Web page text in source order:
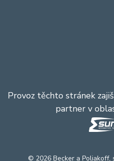
Provoz těchto stránek
partner v
© 2026 Becker a Poliakoff,